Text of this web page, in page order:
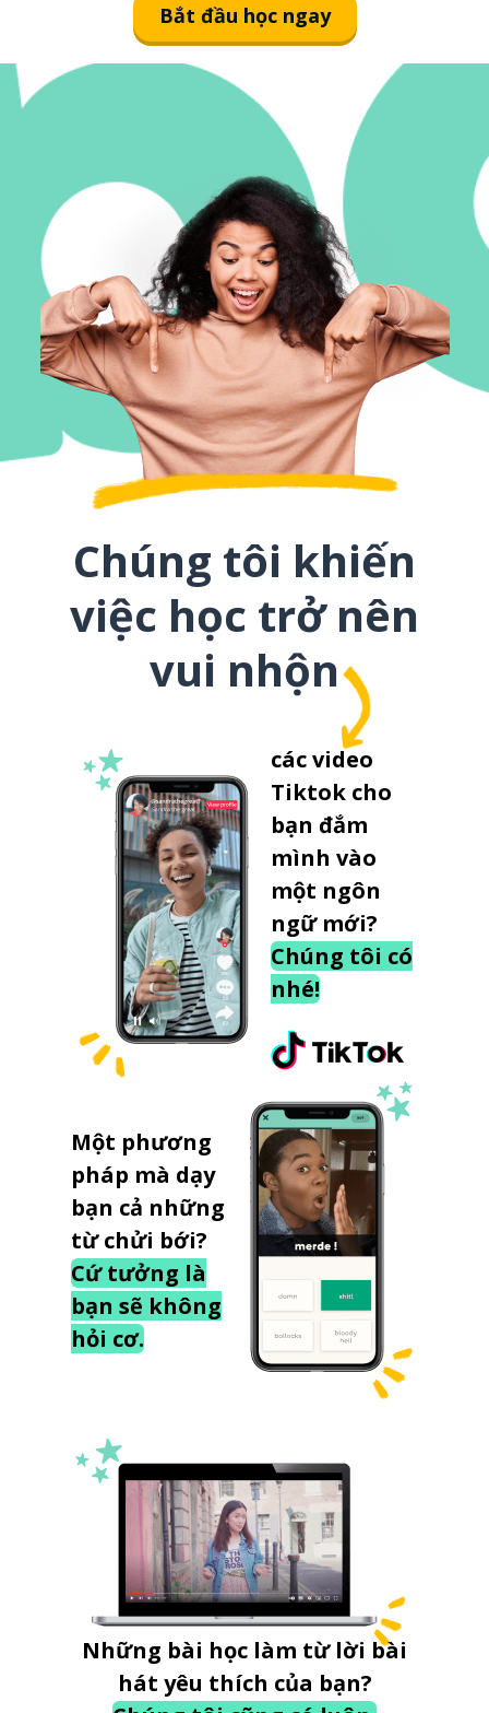
Bắt đầu học ngay
Chúng tôi khiến
việc học trở nên
vui nhộn
các video
Tiktok cho
bạn đắm
mình vào
một ngôn
ngữ mới?
Chúng tôi có
nhé!
Một phương
pháp mà dạy
bạn cả những
từ chửi bới?
Cứ tưởng là
bạn sẽ không
hỏi cơ.
Những bài học làm từ lời bài
hát yêu thích của bạn?